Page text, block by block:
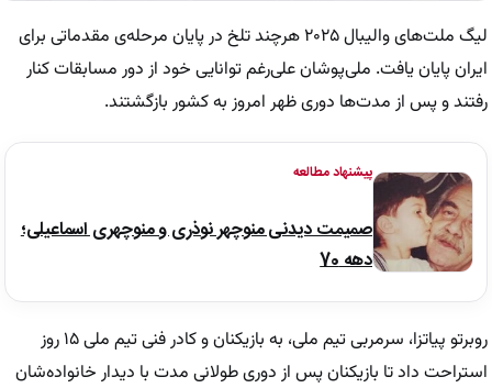
لیگ ملت‌های والیبال ۲۰۲۵ هرچند تلخ در پایان مرحله‌ی مقدماتی برای
ایران پایان یافت. ملی‌پوشان علی‌رغم توانایی خود از دور مسابقات کنار
رفتند و پس از مدت‌ها دوری ظهر امروز به کشور بازگشتند.
پیشنهاد مطالعه
صمیمت دیدنی منوچهر نوذری و منوچهری اسماعیلی؛
دهه 70
روبرتو پیاتزا، سرمربی تیم ملی، به بازیکنان و کادر فنی تیم ملی ۱۵ روز
استراحت داد تا بازیکنان پس از دوری طولانی مدت با دیدار خانواده‌شان